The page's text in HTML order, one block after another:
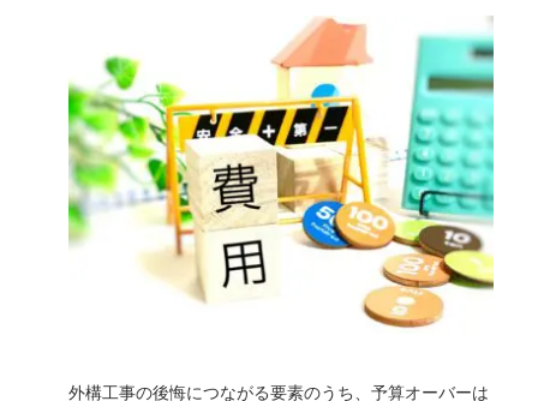
外構工事の後悔につながる要素のうち、予算オーバーは